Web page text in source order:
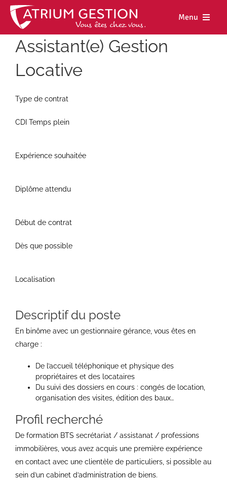
Skip
content
Menu
Assistant(e) Gestion
Locative
Type de contrat
CDI Temps plein
Expérience souhaitée
Diplôme attendu
Début de contrat
Dès que possible
Localisation
Descriptif du poste
En binôme avec un gestionnaire gérance, vous êtes en
charge :
De l’accueil téléphonique et physique des
propriétaires et des locataires
Du suivi des dossiers en cours : congés de location,
organisation des visites, édition des baux…
Profil recherché
De formation BTS secrétariat / assistanat / professions
immobilières, vous avez acquis une première expérience
en contact avec une clientèle de particuliers, si possible au
sein d’un cabinet d’administration de biens.